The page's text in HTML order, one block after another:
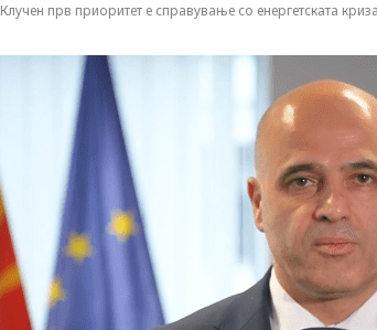
прв приоритет е справување со енергетската